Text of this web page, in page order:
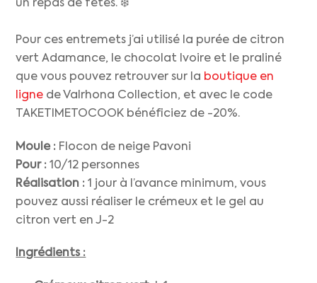
un repas de fêtes. ❄️
Pour ces entremets j’ai utilisé la purée de citron
vert Adamance, le chocolat Ivoire et le praliné
que vous pouvez retrouver sur la boutique en
ligne de Valrhona Collection, et avec le code
TAKETIMETOCOOK bénéficiez de -20%.
Moule : Flocon de neige Pavoni
Pour : 10/12 personnes
Réalisation : 1 jour à l’avance minimum, vous
pouvez aussi réaliser le crémeux et le gel au
citron vert en J-2
Ingrédients :